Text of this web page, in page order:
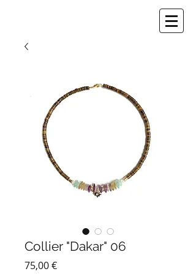
Collier "Dakar" 06
75,00 €Prix